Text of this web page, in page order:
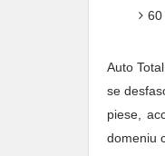
60
Auto
se
piese,
domeniu